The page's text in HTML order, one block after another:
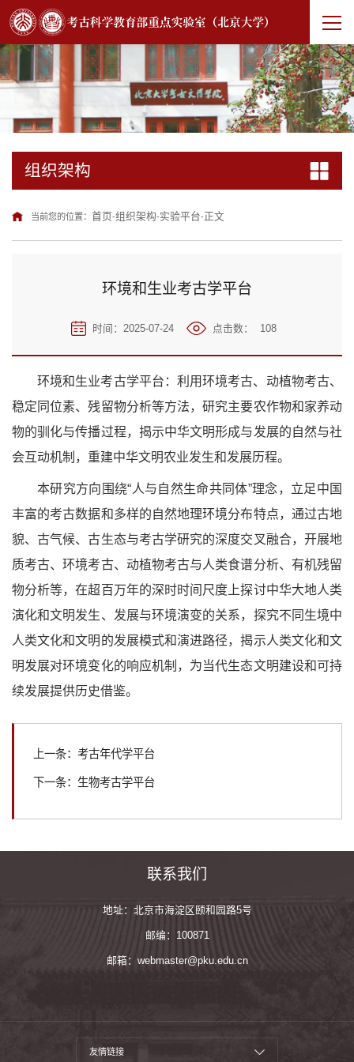
组织架构
当前您的位置： 首页-组织架构-实验平台-正文
环境和生业考古学平台
时间：2025-07-24 点击数： 108
环境和生业考古学平台：利用环境考古、动植物考古、
稳定同位素、残留物分析等方法，研究主要农作物和家养动
物的驯化与传播过程，揭示中华文明形成与发展的自然与社
会互动机制，重建中华文明农业发生和发展历程。
本研究方向围绕“人与自然生命共同体”理念，立足中国
丰富的考古数据和多样的自然地理环境分布特点，通过古地
貌、古气候、古生态与考古学研究的深度交叉融合，开展地
质考古、环境考古、动植物考古与人类食谱分析、有机残留
物分析等，在超百万年的深时时间尺度上探讨中华大地人类
演化和文明发生、发展与环境演变的关系，探究不同生境中
人类文化和文明的发展模式和演进路径，揭示人类文化和文
明发展对环境变化的响应机制，为当代生态文明建设和可持
续发展提供历史借鉴。
上一条：考古年代学平台
下一条：生物考古学平台
联系我们
地址：北京市海淀区颐和园路5号
邮编：100871
邮箱：webmaster@pku.edu.cn
友情链接